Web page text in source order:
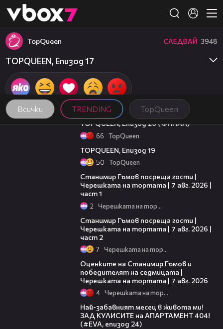
👾
Всички TRENDING TopQuеen
TopQuеen СЛЕДВАЙ 3948
TOPQUEEN, Епизод 17
29:01
TOPQUEEN, Епизод 20 (ФИНАЛ)
66 TopQuеen
TOPQUEEN, Епизод 19
50 TopQuеen
Станимир Гъмов посреща гости |
Черешката на тортата | 7 авг. 2026 |
част 1
2 Черешката на тортата
Станимир Гъмов посреща гости |
Черешката на тортата | 7 авг. 2026 |
част 2
7 Черешката на тортата
Оценките на Станимир Гъмов и
победителят на седмицата |
Черешката на тортата | 7 авг. 2026
4 Черешката на тортата
Най-забавният месец в живота ми!
ЗАД КУЛИСИТЕ на АПАРТАМЕНТ 404!
(#EVA, епизод 24)